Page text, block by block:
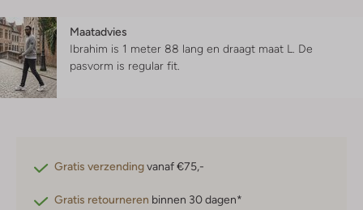
Maatadvies
Ibrahim is 1 meter 88 lang en draagt maat L. De
pasvorm is regular fit
Gratis verzendingvanaf €75,-
Gratis retourneren binnen 30 dagen*